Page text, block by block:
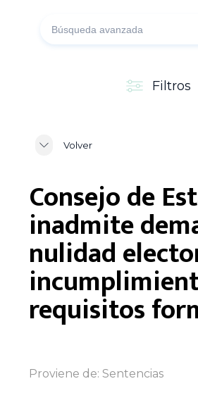
Filtros
Volver
Consejo de
inadmite
nulidad
requisitos
Proviene de: Sentencias